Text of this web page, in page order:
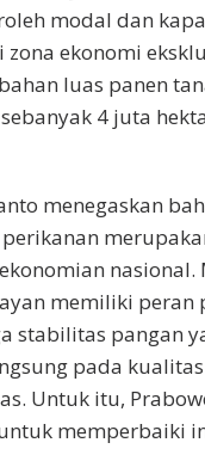
modal dan
ekonomi
luas panen
4 juta
menegaskan
nasional.
memiliki peran
stabilitas pangan
pada
Untuk itu,
memperbaiki